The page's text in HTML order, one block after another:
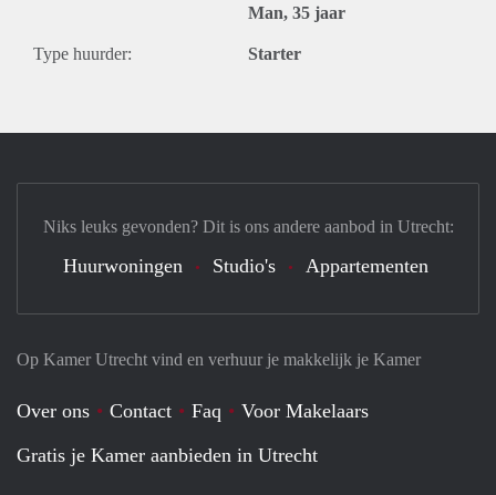
Man, 35 jaar
Type huurder: Starter
Op Kamer Utrecht vind en verhuur je makkelijk je Kamer
Over ons Contact Faq
Voor Makelaars
Gratis je Kamer aanbieden in Utrecht
Niks leuks gevonden? Dit is ons andere aanbod in Utrecht:
Huurwoningen Studio's Appartementen